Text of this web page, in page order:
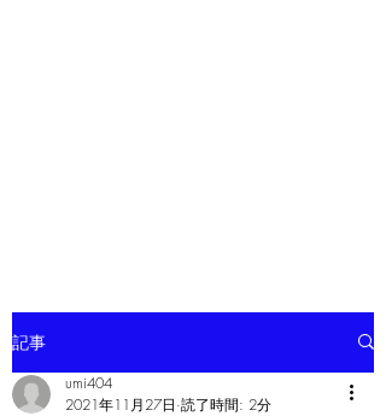
記事
umi404
2021年11月27日 読了時間: 2分